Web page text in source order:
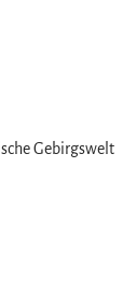
Gebirgswelt